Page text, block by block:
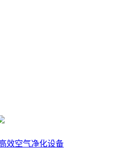
效空气净化设备